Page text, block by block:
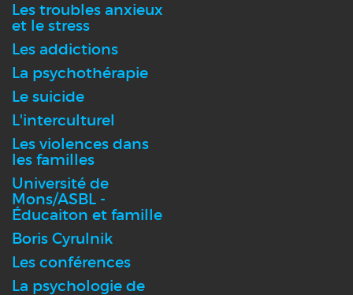
Les troubles anxieux
et le stress
Les addictions
La psychothérapie
Le suicide
L'interculturel
Les violences dans
les familles
Université de
Mons/ASBL -
Éducaiton et famille
Boris Cyrulnik
Les conférences
La psychologie de